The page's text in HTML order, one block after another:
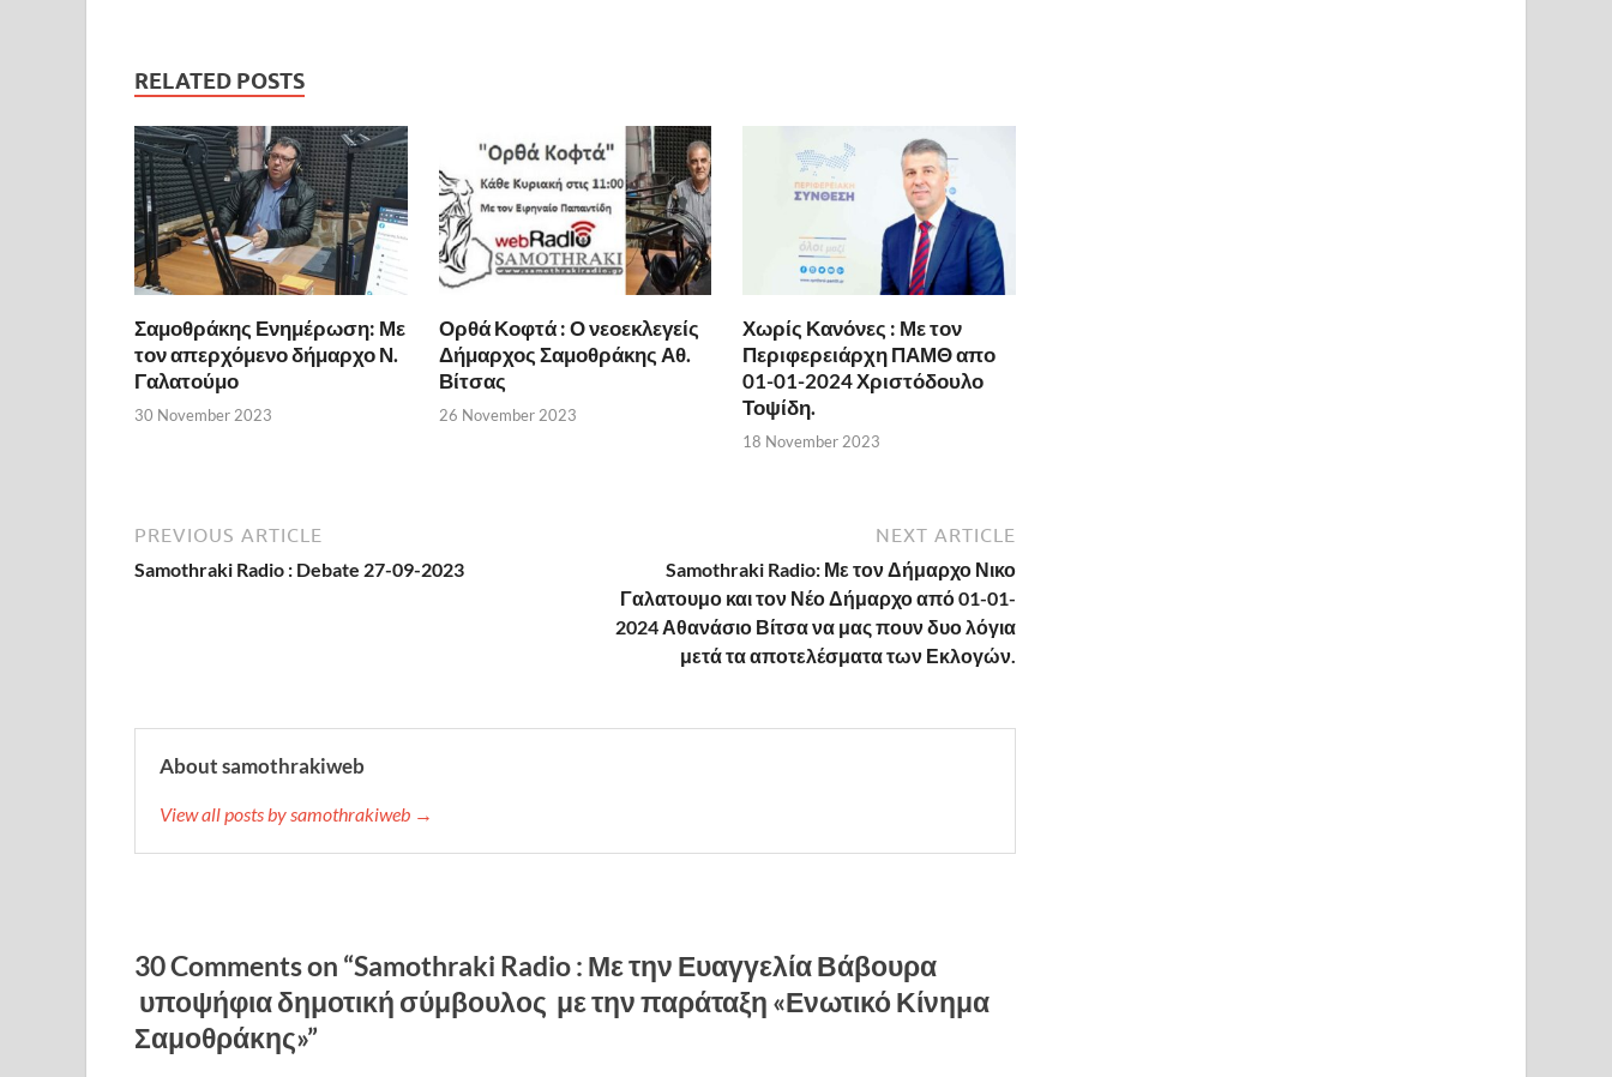
RELATED POSTS
Σαμοθράκης Ενημέρωση: Με
τον απερχόμενο δήμαρχο Ν.
Γαλατούμο
30 November 2023
Ορθά Κοφτά : Ο νεοεκλεγείς
Δήμαρχος Σαμοθράκης Αθ.
Βίτσας
26 November 2023
Χωρίς Κανόνες : Με τον
Περιφερειάρχη ΠΑΜΘ απο
01-01-2024 Χριστόδουλο
Τοψίδη.
18 November 2023
PREVIOUS ARTICLE
Samothraki Radio : Debate 27-09-2023
NEXT ARTICLE
Samothraki Radio: Με τον Δήμαρχο Νικο
Γαλατουμο και τον Νέο Δήμαρχο από 01-01-
2024 Αθανάσιο Βίτσα να μας πουν δυο λόγια
μετά τα αποτελέσματα των Εκλογών.
About samothrakiweb
View all posts by samothrakiweb →
30 Comments on “Samothraki Radio : Με την Ευαγγελία Βάβουρα
υποψήφια δημοτική σύμβουλος με την παράταξη «Ενωτικό Κίνημα
Σαμοθράκης»”